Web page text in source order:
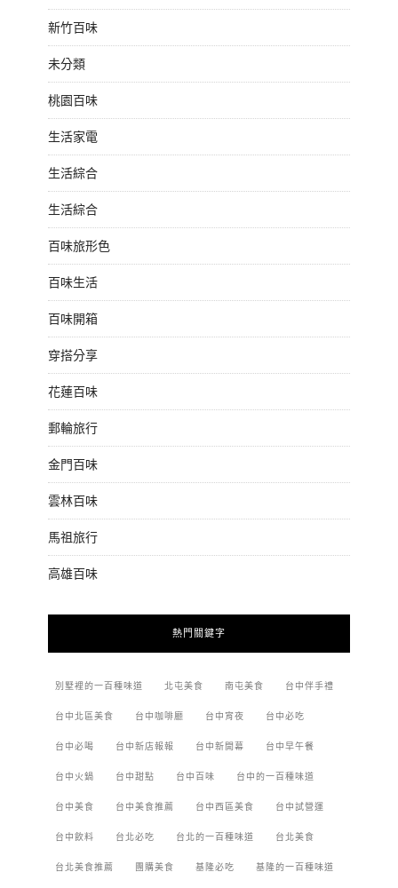
新竹百味
未分類
桃園百味
生活家電
生活綜合
生活綜合
百味旅形色
百味生活
百味開箱
穿搭分享
花蓮百味
郵輪旅行
金門百味
雲林百味
馬祖旅行
高雄百味
熱門關鍵字
別墅裡的一百種味道 北屯美食 南屯美食 台中伴手禮
台中北區美食 台中咖啡廳 台中宵夜 台中必吃
台中必喝 台中新店報報 台中新開幕 台中早午餐
台中火鍋 台中甜點 台中百味 台中的一百種味道
台中美食 台中美食推薦 台中西區美食 台中試營運
台中飲料 台北必吃 台北的一百種味道 台北美食
台北美食推薦 團購美食 基隆必吃 基隆的一百種味道